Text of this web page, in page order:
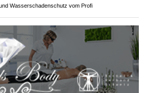
Wasserschadenschutz vom Profi